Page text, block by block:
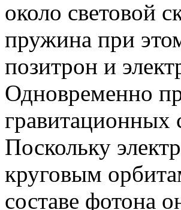
около световой
пружина при
позитрон и
Одновременно
гравитационных
Поскольку
круговым
составе фотона